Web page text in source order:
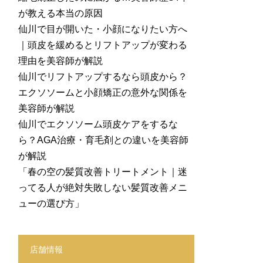
が教える本当の原因
仙川で目が開いた・小顔になりたい方へ
｜頭皮を緩めるとリフトアップが変わる
理由を美容師が解説
仙川でリフトアップするなら頭皮から？
エクソソームと小顔矯正の意外な関係を
美容師が解説
仙川でエクソソーム頭皮ケアをするな
ら？AGA治療・育毛剤との違いを美容師
が解説
「春の空の髪質改善トリートメント｜迷
ってる人が絶対失敗しない髪質改善メニ
ューの選び方」
店舗情報